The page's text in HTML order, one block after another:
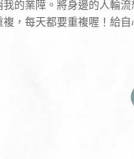
的業障。將身邊的人輪流
，每天都要重複喔！給